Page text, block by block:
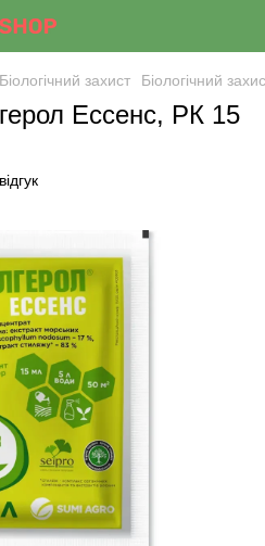
Біологічний захист Біологічний
Ессенс, РК 15